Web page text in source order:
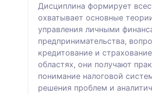
Дисциплина формирует
охватывает основные
управления личными
предпринимательства,
кредитование и
областях, они получают
понимание налоговой
решения проблем и